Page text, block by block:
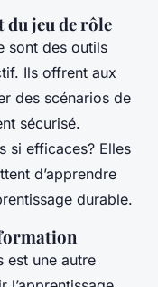
jeu de rôle
sont des outils
Ils offrent aux
des scénarios de
sécurisé.
si efficaces? Elles
d’apprendre
durable.
est une autre